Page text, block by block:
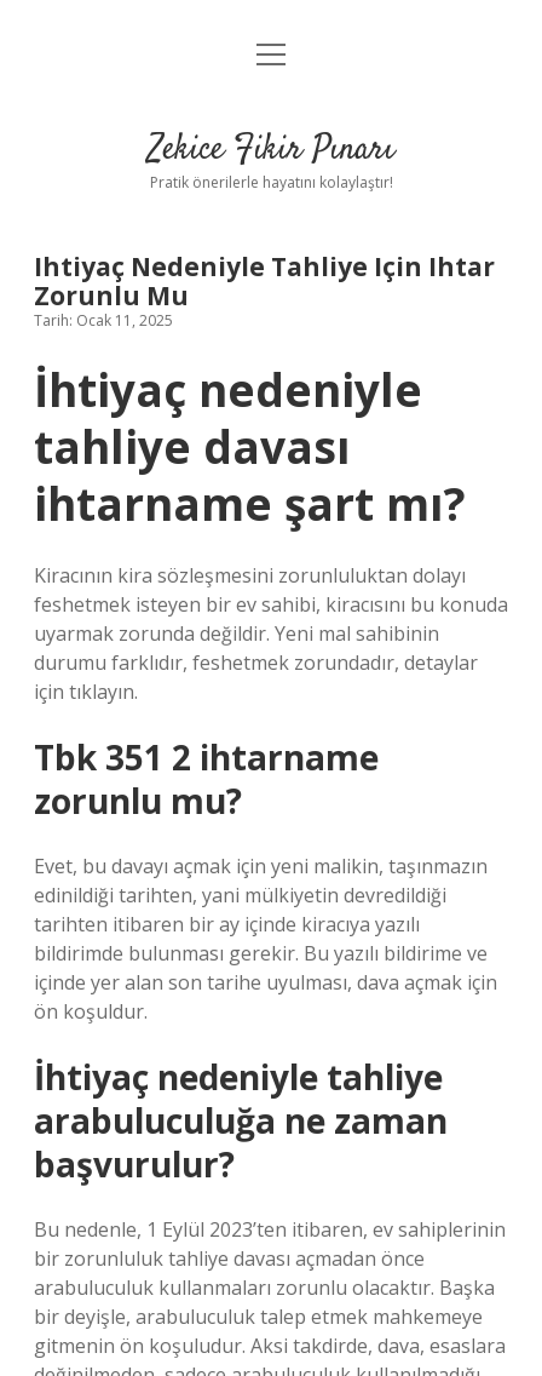
Anasayfa
Yasal Uyarı
menüyü
Zekice Fikir Pınarı
Pratik önerilerle hayatını kolaylaştır!
Ihtiyaç Nedeniyle Tahliye Için Ihtar
Zorunlu Mu
Tarih: Ocak 11, 2025
İhtiyaç nedeniyle
tahliye davası
ihtarname şart mı?
Kiracının kira sözleşmesini zorunluluktan dolayı
feshetmek isteyen bir ev sahibi, kiracısını bu konuda
uyarmak zorunda değildir. Yeni mal sahibinin
durumu farklıdır, feshetmek zorundadır, detaylar
için tıklayın.
Tbk 351 2 ihtarname
zorunlu mu?
Evet, bu davayı açmak için yeni malikin, taşınmazın
edinildiği tarihten, yani mülkiyetin devredildiği
tarihten itibaren bir ay içinde kiracıya yazılı
bildirimde bulunması gerekir. Bu yazılı bildirime ve
içinde yer alan son tarihe uyulması, dava açmak için
ön koşuldur.
İhtiyaç nedeniyle tahliye
arabuluculuğa ne zaman
başvurulur?
Bu nedenle, 1 Eylül 2023’ten itibaren, ev sahiplerinin
bir zorunluluk tahliye davası açmadan önce
arabuluculuk kullanmaları zorunlu olacaktır. Başka
bir deyişle, arabuluculuk talep etmek mahkemeye
gitmenin ön koşuludur. Aksi takdirde, dava, esaslara